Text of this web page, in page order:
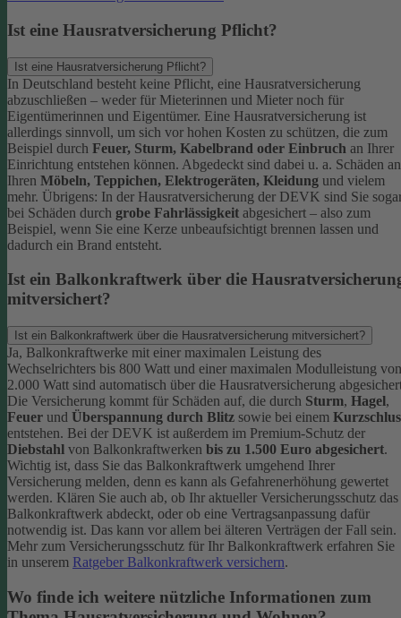
Ist eine Hausratversicherung Pflicht?
Ist eine Hausratversicherung Pflicht?
In Deutschland besteht keine Pflicht, eine Hausratversicherung
abzuschließen – weder für Mieterinnen und Mieter noch für
Eigentümerinnen und Eigentümer. Eine Hausratversicherung ist
allerdings sinnvoll, um sich vor hohen Kosten zu schützen, die zum
Beispiel durch Feuer, Sturm, Kabelbrand oder Einbruch an Ihrer
Einrichtung entstehen können. Abgedeckt sind dabei u. a. Schäden an
Ihren Möbeln, Teppichen, Elektrogeräten, Kleidung und vielem
mehr. Übrigens: In der Hausratversicherung der DEVK sind Sie
bei Schäden durch grobe Fahrlässigkeit abgesichert – also zum
Beispiel, wenn Sie eine Kerze unbeaufsichtigt brennen lassen und
dadurch ein Brand entsteht.
Ist ein Balkonkraftwerk über die
mitversichert?
Ist ein Balkonkraftwerk über die Hausratversicherung mitversichert?
Ja, Balkonkraftwerke mit einer maximalen Leistung des
Wechselrichters bis 800 Watt und einer maximalen Modulleistung von
2.000 Watt sind automatisch über die Hausratversicherung
Die Versicherung kommt für Schäden auf, die durch Sturm, Hagel,
Feuer und Überspannung durch Blitz sowie bei einem
entstehen. Bei der DEVK ist außerdem im Premium-Schutz der
Diebstahl von Balkonkraftwerken bis zu 1.500 Euro abgesichert.
Wichtig ist, dass Sie das Balkonkraftwerk umgehend Ihrer
Versicherung melden, denn es kann als Gefahrenerhöhung gewertet
werden. Klären Sie auch ab, ob Ihr aktueller Versicherungsschutz das
Balkonkraftwerk abdeckt, oder ob eine Vertragsanpassung dafür
notwendig ist. Das kann vor allem bei älteren Verträgen der Fall sein.
Mehr zum Versicherungsschutz für Ihr Balkonkraftwerk erfahren Sie
in unserem Ratgeber Balkonkraftwerk versichern.
Wo finde ich weitere nützliche Informationen zum